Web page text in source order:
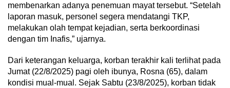
membenarkan adanya penemuan mayat tersebut. “Setelah
laporan masuk, personel segera mendatangi TKP,
melakukan olah tempat kejadian, serta berkoordinasi
dengan tim Inafis,” ujarnya.
Dari keterangan keluarga, korban terakhir kali terlihat pada
Jumat (22/8/2025) pagi oleh ibunya, Rosna (65), dalam
kondisi mual-mual. Sejak Sabtu (23/8/2025), korban tidak